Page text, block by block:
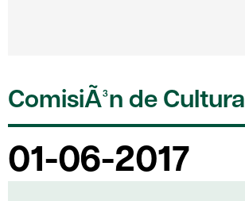
ComisiÃ³n de Cultura
01-06-2017